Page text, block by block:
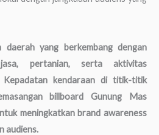
daerah yang berkembang dengan
pertanian, serta aktivitas
Kepadatan kendaraan di titik-titik
billboard Gunung Mas
meningkatkan brand awareness
audiens.